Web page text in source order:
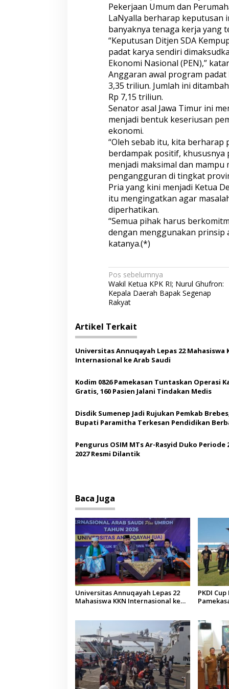
u
a
D
P
D
R
I
B
e
r
h
a
r
a
p
B
a
n
y
a
k
T
e
n
a
g
a
e
r
j
a
r
a
p
Pekerjaan Umum dan
LaNyalla berharap keputusan
banyaknya tenaga kerja yang
“Keputusan Ditjen SDA
padat karya sendiri
Ekonomi Nasional (PEN),”
Anggaran awal program padat
3,35 triliun. Jumlah ini
Rp 7,15 triliun.
Senator asal Jawa Timur ini
menjadi bentuk keseriusan
ekonomi.
“Oleh sebab itu, kita berharap
berdampak positif, khususnya
menjadi maksimal dan
pengangguran di tingkat
Pria yang kini menjadi Ketua
itu mengingatkan agar
diperhatikan.
“Semua pihak harus
dengan menggunakan prinsip
katanya.(*)
N
a
v
i
g
a
s
i
p
s
Pos sebelumnya
Wakil Ketua KPK RI; Nurul Ghufron:
Kepala Daerah Bapak Segenap
Rakyat
Artikel Terkait
Universitas Annuqayah Lepas 22 Mahasiswa
Internasional ke Arab Saudi
Kodim 0826 Pamekasan Tuntaskan Operasi
Gratis, 160 Pasien Jalani Tindakan Medis
Disdik Sumenep Jadi Rujukan Pemkab
Bupati Paramitha Terkesan Pendidikan
Pengurus OSIM MTs Ar-Rasyid Duko Periode
2027 Resmi Dilantik
Baca Juga
Universitas Annuqayah Lepas 22
Mahasiswa KKN Internasional ke
PKDI